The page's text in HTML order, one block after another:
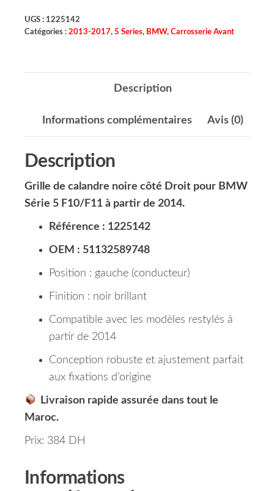
UGS : 1225142
Catégories : 2013-2017, 5 Series, BMW, Carrosserie Avant
Description
Informations complémentaires Avis (0)
Description
Grille de calandre noire côté Droit pour BMW
Série 5 F10/F11 à partir de 2014.
Référence : 1225142
OEM : 51132589748
Position : gauche (conducteur)
Finition : noir brillant
Compatible avec les modèles restylés à
partir de 2014
Conception robuste et ajustement parfait
aux fixations d’origine
Livraison rapide assurée dans tout le
Maroc.
Prix: 384 DH
Informations